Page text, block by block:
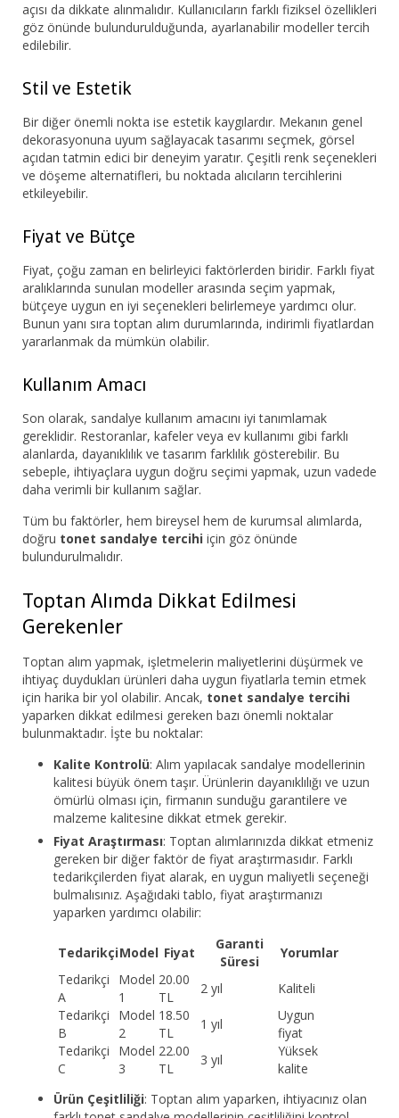
açısı da dikkate alınmalıdır. Kullanıcıların farklı fiziksel özellikleri
göz önünde bulundurulduğunda, ayarlanabilir modeller tercih
edilebilir.
Stil ve Estetik
Bir diğer önemli nokta ise estetik kaygılardır. Mekanın genel
dekorasyonuna uyum sağlayacak tasarımı seçmek, görsel
açıdan tatmin edici bir deneyim yaratır. Çeşitli renk seçenekleri
ve döşeme alternatifleri, bu noktada alıcıların tercihlerini
etkileyebilir.
Fiyat ve Bütçe
Fiyat, çoğu zaman en belirleyici faktörlerden biridir. Farklı fiyat
aralıklarında sunulan modeller arasında seçim yapmak,
bütçeye uygun en iyi seçenekleri belirlemeye yardımcı olur.
Bunun yanı sıra toptan alım durumlarında, indirimli fiyatlardan
yararlanmak da mümkün olabilir.
Kullanım Amacı
Son olarak, sandalye kullanım amacını iyi tanımlamak
gereklidir. Restoranlar, kafeler veya ev kullanımı gibi farklı
alanlarda, dayanıklılık ve tasarım farklılık gösterebilir. Bu
sebeple, ihtiyaçlara uygun doğru seçimi yapmak, uzun vadede
daha verimli bir kullanım sağlar.
Tüm bu faktörler, hem bireysel hem de kurumsal alımlarda,
doğru tonet sandalye tercihi için göz önünde
bulundurulmalıdır.
Toptan Alımda Dikkat Edilmesi
Gerekenler
Toptan alım yapmak, işletmelerin maliyetlerini düşürmek ve
ihtiyaç duydukları ürünleri daha uygun fiyatlarla temin etmek
için harika bir yol olabilir. Ancak, tonet sandalye tercihi
yaparken dikkat edilmesi gereken bazı önemli noktalar
bulunmaktadır. İşte bu noktalar:
Kalite Kontrolü: Alım yapılacak sandalye modellerinin
kalitesi büyük önem taşır. Ürünlerin dayanıklılığı ve uzun
ömürlü olması için, firmanın sunduğu garantilere ve
malzeme kalitesine dikkat etmek gerekir.
Fiyat Araştırması: Toptan alımlarınızda dikkat etmeniz
gereken bir diğer faktör de fiyat araştırmasıdır. Farklı
tedarikçilerden fiyat alarak, en uygun maliyetli seçeneği
bulmalısınız. Aşağıdaki tablo, fiyat araştırmanızı
yaparken yardımcı olabilir:
TedarikçiModel Fiyat
Garanti
Süresi
Yorumlar
Tedarikçi
A
Model
1
20.00
TL
2 yıl
Kaliteli
Tedarikçi
B
Model
2
18.50
TL
1 yıl
Uygun
fiyat
Tedarikçi
C
Model
3
22.00
TL
3 yıl
Yüksek
kalite
Ürün Çeşitliliği: Toptan alım yaparken, ihtiyacınız olan